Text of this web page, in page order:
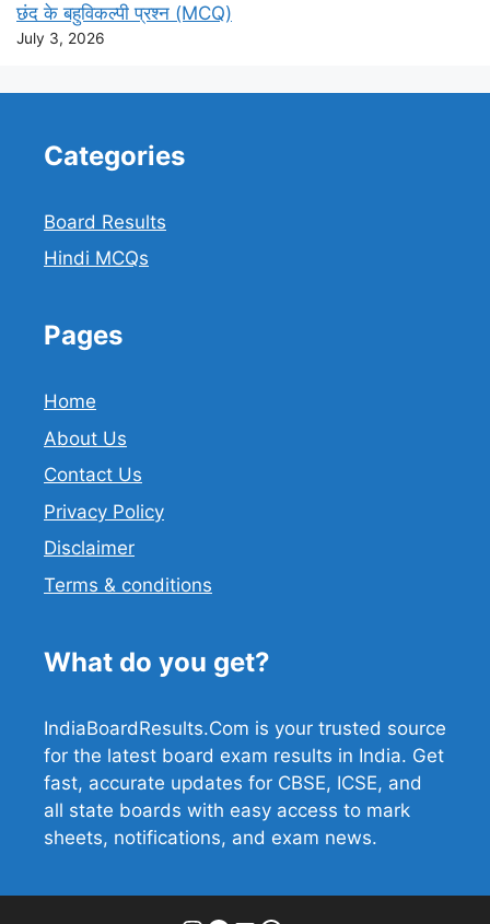
छंद के बहुविकल्पी प्रश्न (MCQ)
July 3, 2026
Categories
Board Results
Hindi MCQs
Pages
Home
About Us
Contact Us
Privacy Policy
Disclaimer
Terms & conditions
What do you get?
IndiaBoardResults.Com is your trusted source
for the latest board exam results in India. Get
fast, accurate updates for CBSE, ICSE, and
all state boards with easy access to mark
sheets, notifications, and exam news.